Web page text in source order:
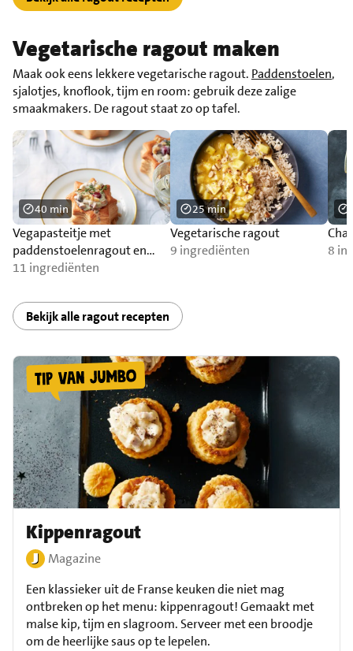
Vegetarische ragout maken
Maak ook eens lekkere vegetarische ragout. Paddenstoelen,
sjalotjes, knoflook, tijm en room: gebruik deze zalige
smaakmakers. De ragout staat zo op tafel.
Vegapasteitje met
paddenstoelenragout en
cranberry’s
11 ingrediënten
40 min
Vegetarische ragout
9 ingrediënten
25 min
8
Bekijk alle ragout recepten
Kippenragout
Magazine
Een klassieker uit de Franse keuken die niet mag
ontbreken op het menu: kippenragout! Gemaakt met
malse kip, tijm en slagroom. Serveer met een broodje
om de heerlijke saus op te lepelen.